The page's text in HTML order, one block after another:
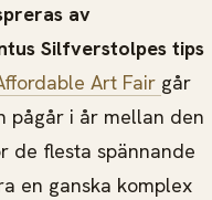
av
Silfverstolpes tips
Art Fair går
pågår i år mellan den
de flesta spännande
en ganska komplex